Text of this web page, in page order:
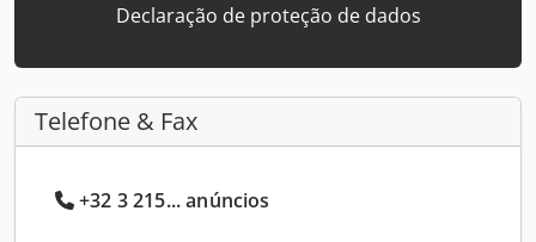
Declaração de proteção de dados
Telefone & Fax
+32 3 215... anúncios